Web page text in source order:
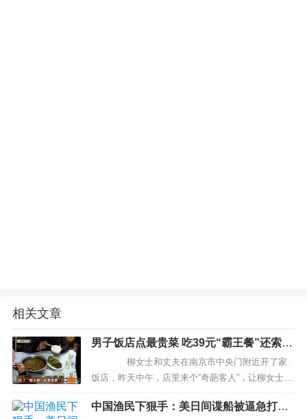
相关文章
男子饭店点最贵菜 吃39元“霸王餐”还索要
柳女士和丈夫在南京市中央门附近开了家
饭店，昨天中午，店里来个“奇葩客人”，让柳女士哭
笑不得，怎么奇葩呢？一起去看看：中午一点，一
名男子走进饭店，开口就要点最贵的菜，而且还要
中国渔民下狠手：美日间谍船被逼急打中